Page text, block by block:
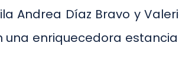
Andrea Díaz Bravo y
enriquecedora